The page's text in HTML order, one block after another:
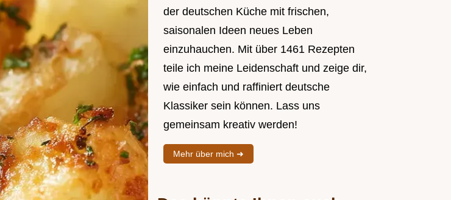
der deutschen Küche mit frischen,
saisonalen Ideen neues Leben
einzuhauchen. Mit über 1461 Rezepten
teile ich meine Leidenschaft und zeige dir,
wie einfach und raffiniert deutsche
Klassiker sein können. Lass uns
gemeinsam kreativ werden!
Mehr über mich ➜